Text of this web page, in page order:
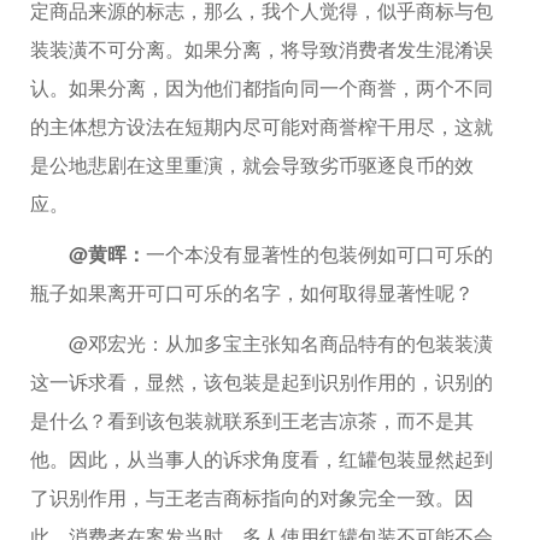
定商品来源的标志，那么，我个人觉得，似乎商标与包
装装潢不可分离。如果分离，将导致消费者发生混淆误
认。如果分离，因为他们都指向同一个商誉，两个不同
的主体想方设法在短期内尽可能对商誉榨干用尽，这就
是公地悲剧在这里重演，就会导致劣币驱逐良币的效
应。
@黄晖： 一个本没有显著性的包装例如可口可乐的
瓶子如果离开可口可乐的名字，如何取得显著性呢？
@邓宏光：从加多宝主张知名商品特有的包装装潢
这一诉求看，显然，该包装是起到识别作用的，识别的
是什么？看到该包装就联系到王老吉凉茶，而不是其
他。因此，从当事人的诉求角度看，红罐包装显然起到
了识别作用，与王老吉商标指向的对象完全一致。因